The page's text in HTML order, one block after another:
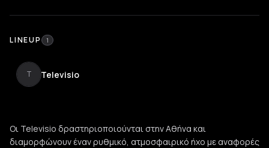
LINEUP 1
T Televisio
Οι Televisio δραστηριοποιούνται στην Αθήνα και
διαμορφώνουν έναν ρυθμικό, ατμοσφαιρικό ήχο με αναφορές